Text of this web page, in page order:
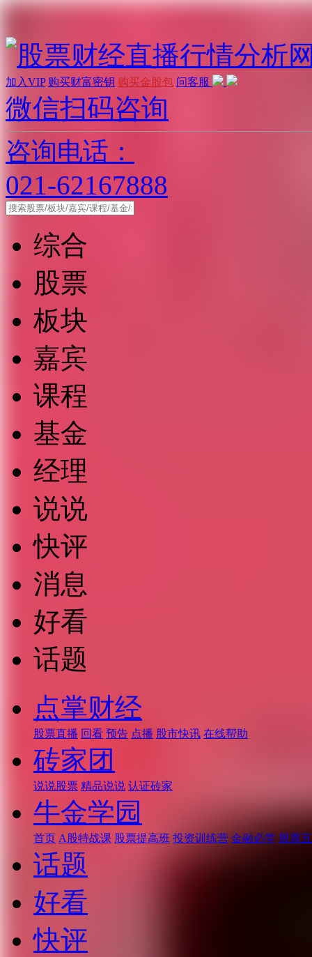
加入VIP 购买财富密钥 购买金股包 问客服
微信扫码咨询
咨询电话：
021-62167888
综合
股票
板块
嘉宾
课程
基金
经理
说说
快评
消息
好看
话题
点掌财经
股票直播 回看 预告 点播 股市快讯 在线帮助
砖家团
说说股票 精品说说 认证砖家
牛金学园
首页 A股特战课 股票提高班 投资训练营 金融必学 股票
话题
好看
快评